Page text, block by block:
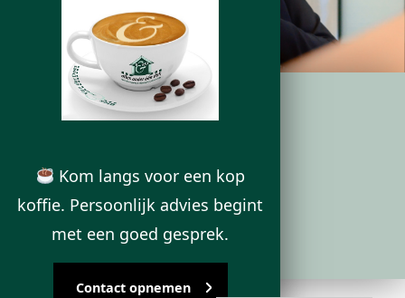
Deurningerstraat 224
7522 CL Enschede
Kom langs voor een kop
koffie. Persoonlijk advies begint
met een goed gesprek.
Contact opnemen